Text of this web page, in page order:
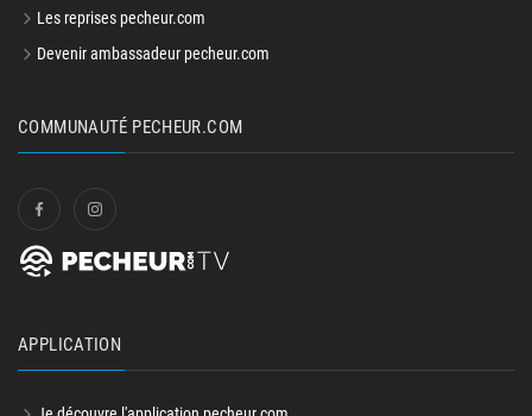
Les reprises pecheur.com
Devenir ambassadeur pecheur.com
COMMUNAUTÉ PECHEUR.COM
APPLICATION